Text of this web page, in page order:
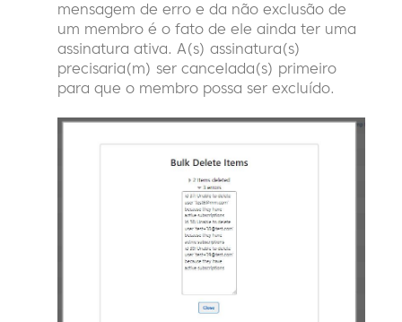
mensagem de erro e da não exclusão de
um membro é o fato de ele ainda ter uma
assinatura ativa. A(s) assinatura(s)
precisaria(m) ser cancelada(s) primeiro
para que o membro possa ser excluído.